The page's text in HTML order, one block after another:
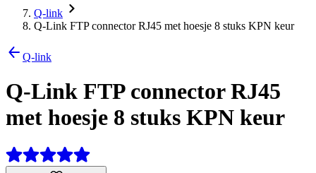
Q-link
Q-Link FTP connector RJ45 met hoesje 8 stuks KPN keur
Q-link
Q-Link FTP connector RJ45
met hoesje 8 stuks KPN keur